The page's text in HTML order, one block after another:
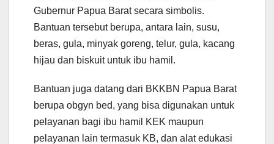
Gubernur Papua Barat secara simbolis.
Bantuan tersebut berupa, antara lain, susu,
beras, gula, minyak goreng, telur, gula, kacang
hijau dan biskuit untuk ibu hamil.
Bantuan juga datang dari BKKBN Papua Barat
berupa obgyn bed, yang bisa digunakan untuk
pelayanan bagi ibu hamil KEK maupun
pelayanan lain termasuk KB, dan alat edukasi